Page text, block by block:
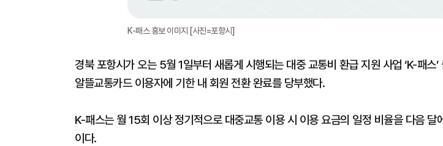
K-패스 홍보 이미지 [사진=포항시]
경북 포항시가 오는 5월 1일부터 새롭게 시행되는 대중 교통비 환급 지원 사업 ‘K-패스
알뜰교통카드 이용자에 기한 내 회원 전환 완료를 당부했다.
K-패스는 월 15회 이상 정기적으로 대중교통 이용 시 이용 요금의 일정 비율을 다음 달
이다.